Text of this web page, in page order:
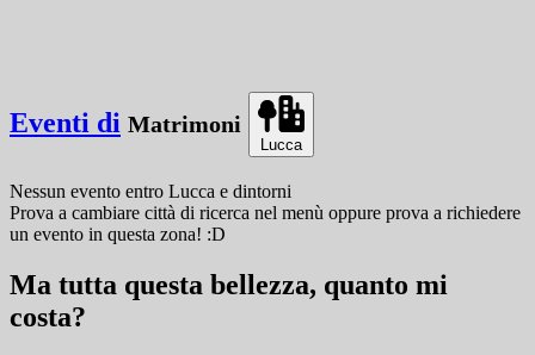
Eventi di Matrimoni
Lucca
Nessun evento entro Lucca e dintorni
Prova a cambiare città di ricerca nel menù oppure prova a richiedere
un evento in questa zona! :D
Ma tutta questa bellezza, quanto mi
costa?